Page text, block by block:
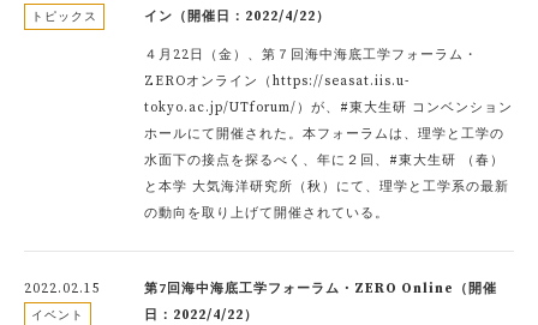
トピックス
イン（開催日：2022/4/22）
４月22日（金）、第７回海中海底工学フォーラム・
ZEROオンライン（https://seasat.iis.u-
tokyo.ac.jp/UTforum/）が、#東大生研 コンベンション
ホールにて開催された。本フォーラムは、理学と工学の
水面下の接点を探るべく、年に２回、#東大生研 （春）
と本学 大気海洋研究所（秋）にて、理学と工学系の最新
の動向を取り上げて開催されている。
2022.02.15
イベント
第7回海中海底工学フォーラム・ZERO Online（開催
日：2022/4/22）